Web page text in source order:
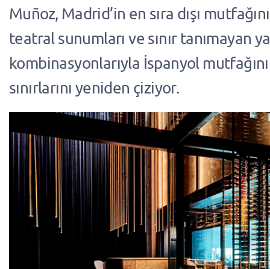
Muñoz, Madrid’in en sıra dışı
teatral sunumları ve sınır tanımayan
kombinasyonlarıyla İspanyol
sınırlarını yeniden çiziyor.